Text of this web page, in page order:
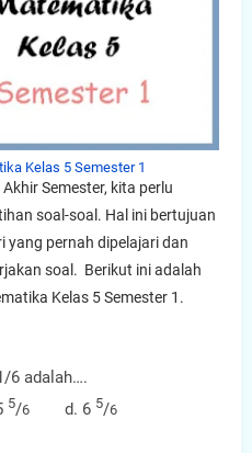
Kelas 5 Semester 1
Semester, kita perlu
soal-soal. Hal ini bertujuan
yang pernah dipelajari dan
soal. Berikut ini adalah
Kelas 5 Semester 1.
6 adalah….
5/6 d. 6 5/6